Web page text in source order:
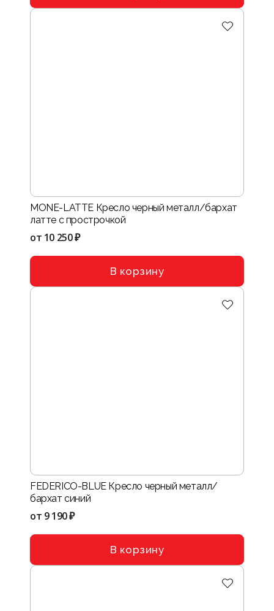
MONE-LATTE Кресло черный металл/бархат
латте с прострочкой
от 10 250 ₽
В корзину
FEDERICO-BLUE Кресло черный металл/
бархат синий
от 9 190 ₽
В корзину